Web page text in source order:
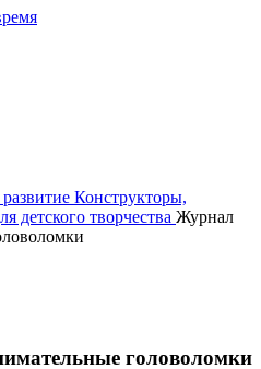
Конструкторы,
детского творчества Журнал
головоломки